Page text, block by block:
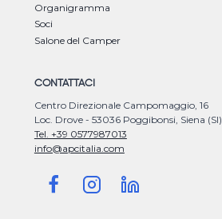
Organigramma
Soci
Salone del Camper
CONTATTACI
Centro Direzionale Campomaggio, 16
Loc. Drove - 53036 Poggibonsi, Siena (SI)
Tel. +39 0577987013
info@apcitalia.com